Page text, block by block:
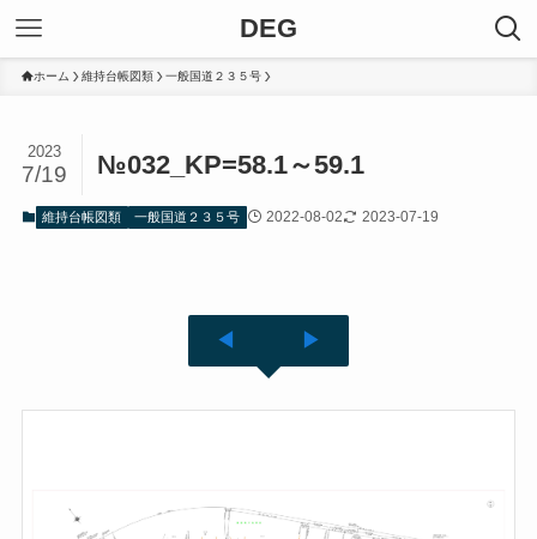
DEG
ホーム 維持台帳図類 一般国道２３５号
№032_KP=58.1～59.1
2023
7/19
維持台帳図類 一般国道２３５号 2022-08-02 2023-07-19
◀ ▶